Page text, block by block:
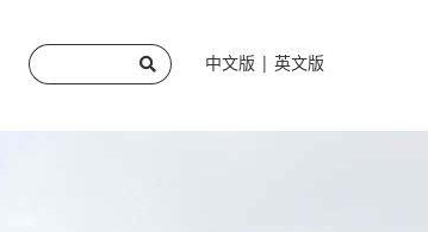
中文版 | 英文版